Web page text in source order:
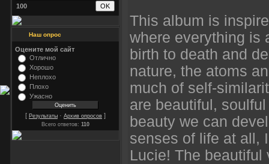
100
Наш опрос
Оцените мой сайт
Отлично
Хорошо
Неплохо
Плохо
Ужасно
[ Результаты · Архив опросов ]
Всего ответов: 110
This album is
where everything is
birth to death and
nature, the atoms
much of self-
are beautiful,
beauty we can
senses of life at all,
Lucie! The